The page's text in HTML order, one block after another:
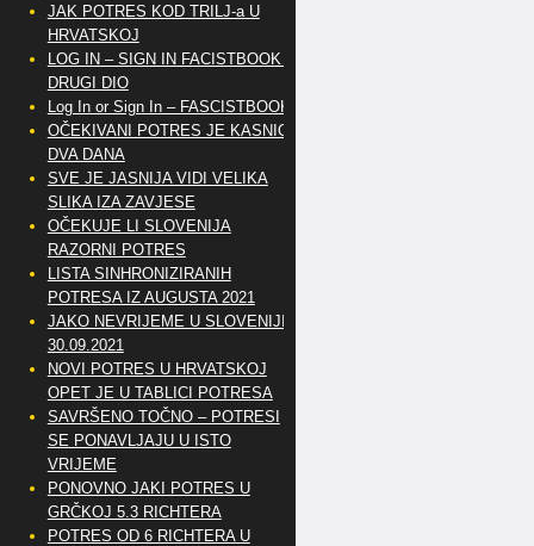
JAK POTRES KOD TRILJ-a U
HRVATSKOJ
LOG IN – SIGN IN FACISTBOOK –
DRUGI DIO
Log In or Sign In – FASCISTBOOK
OČEKIVANI POTRES JE KASNIO
DVA DANA
SVE JE JASNIJA VIDI VELIKA
SLIKA IZA ZAVJESE
OČEKUJE LI SLOVENIJA
RAZORNI POTRES
LISTA SINHRONIZIRANIH
POTRESA IZ AUGUSTA 2021
JAKO NEVRIJEME U SLOVENIJI
30.09.2021
NOVI POTRES U HRVATSKOJ
OPET JE U TABLICI POTRESA
SAVRŠENO TOČNO – POTRESI
SE PONAVLJAJU U ISTO
VRIJEME
PONOVNO JAKI POTRES U
GRČKOJ 5.3 RICHTERA
POTRES OD 6 RICHTERA U